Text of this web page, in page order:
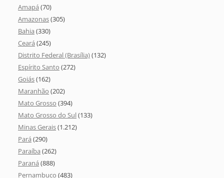
Amapá (70)
Amazonas(305)
Bahia (330)
Ceará (245)
Distrito Federal (Brasília)(132)
Espírito Santo (272)
Goiás(162)
Maranhão (202)
Mato Grosso (394)
Mato Grosso do Sul(133)
Minas Gerais(1.212)
Pará (290)
Paraíba (262)
Paraná (888)
Pernambuco (483)